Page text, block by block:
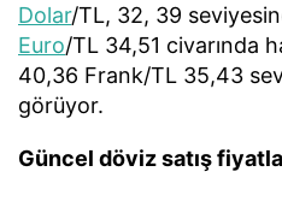
Dolar/TL, 32, 39
Euro/TL 34,51 civarında
40,36 Frank/TL 35,43
görüyor.
Güncel döviz satış